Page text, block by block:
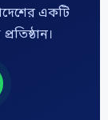
একটি